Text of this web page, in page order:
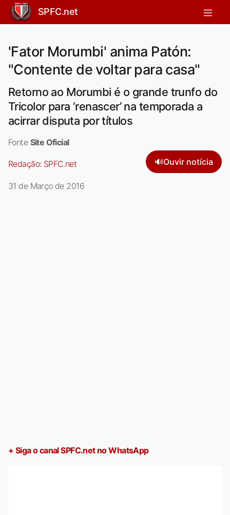
SPFC.net
'Fator Morumbi' anima Patón:
"Contente de voltar para casa"
Retorno ao Morumbi é o grande trunfo do
Tricolor para ‘renascer’ na temporada a
acirrar disputa por títulos
Fonte Site Oficial
Redação: SPFC.net 🔊Ouvir notícia
31 de Março de 2016
+ Siga o canal SPFC.net no WhatsApp